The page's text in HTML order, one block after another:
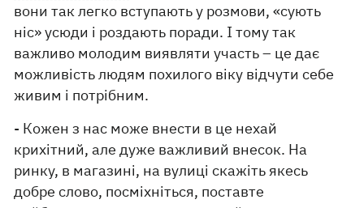
вони так легко вступають у розмови, «сують
ніс» усюди і роздають поради. І тому так
важливо молодим виявляти участь – це дає
можливість людям похилого віку відчути себе
живим і потрібним.
- Кожен з нас може внести в це нехай
крихітний, але дуже важливий внесок. На
ринку, в магазині, на вулиці скажіть якесь
добре слово, посміхніться, поставте